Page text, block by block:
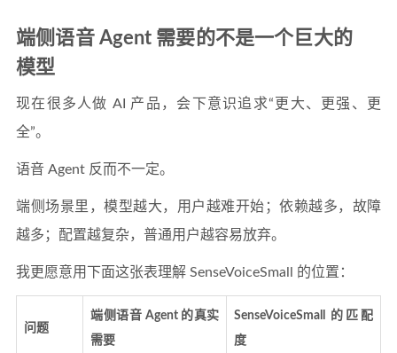
端侧语音 Agent 需要的不是一个巨大的
模型
现在很多人做 AI 产品，会下意识追求“更大、更强、更
全”。
语音 Agent 反而不一定。
端侧场景里，模型越大，用户越难开始；依赖越多，故障
越多；配置越复杂，普通用户越容易放弃。
我更愿意用下面这张表理解 SenseVoiceSmall 的位置：
问题
端侧语音 Agent 的真实
需要
SenseVoiceSmall 的匹配
度